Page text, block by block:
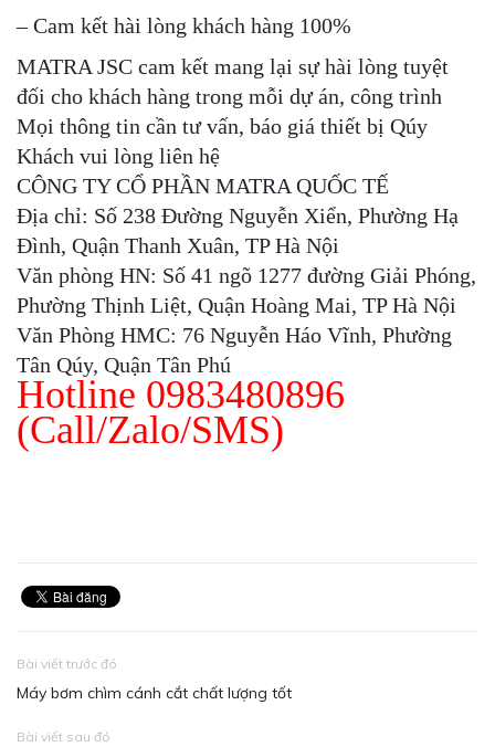
– Cam kết hài lòng khách hàng 100%
MATRA JSC cam kết mang lại sự hài lòng tuyệt
đối cho khách hàng trong mỗi dự án, công trình
Mọi thông tin cần tư vấn, báo giá thiết bị Qúy
Khách vui lòng liên hệ
CÔNG TY CỔ PHẦN MATRA QUỐC TẾ
Địa chỉ: Số 238 Đường Nguyễn Xiển, Phường Hạ
Đình, Quận Thanh Xuân, TP Hà Nội
Văn phòng HN: Số 41 ngõ 1277 đường Giải Phóng,
Phường Thịnh Liệt, Quận Hoàng Mai, TP Hà Nội
Văn Phòng HMC: 76 Nguyễn Háo Vĩnh, Phường
Tân Qúy, Quận Tân Phú
Hotline 0983480896
(Call/Zalo/SMS)
Bài viết trước đó
Máy bơm chìm cánh cắt chất lượng tốt
Bài viết sau đó